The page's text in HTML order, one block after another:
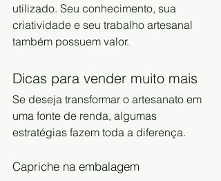
utilizado. Seu conhecimento, sua
criatividade e seu trabalho artesanal
também possuem valor.
Dicas para vender muito mais
Se deseja transformar o artesanato em
uma fonte de renda, algumas
estratégias fazem toda a diferença.
Capriche na embalagem